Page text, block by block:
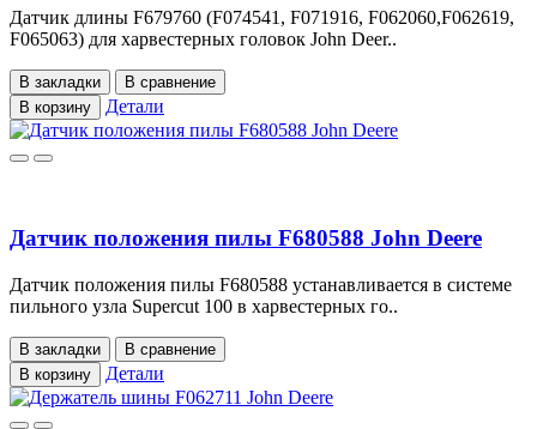
Датчик длины F679760 (F074541, F071916, F062060,F062619,
F065063) для харвестерных головок John Deer..
В закладки
В сравнение
В корзину
Детали
Датчик положения пилы F680588 John Deere
Датчик положения пилы F680588 устанавливается в системе
пильного узла Supercut 100 в харвестерных го..
В закладки
В сравнение
В корзину
Детали